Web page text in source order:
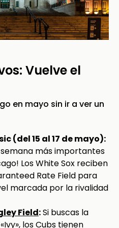
Vuelve el
en mayo sin ir a ver un
(del 15 al 17 de mayo):
semana más importantes
Los White Sox reciben
Rate Field para
marcada por la rivalidad
Field:Si buscas la
los Cubs tienen